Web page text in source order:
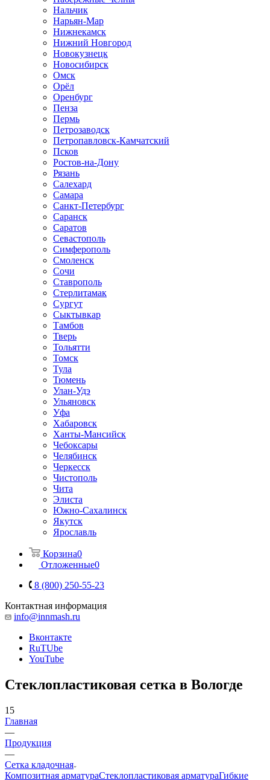
Нальчик
Нарьян-Мар
Нижнекамск
Нижний Новгород
Новокузнецк
Новосибирск
Омск
Орёл
Оренбург
Пенза
Пермь
Петрозаводск
Петропавловск-Камчатский
Псков
Ростов-на-Дону
Рязань
Салехард
Самара
Санкт-Петербург
Саранск
Саратов
Севастополь
Симферополь
Смоленск
Сочи
Ставрополь
Стерлитамак
Сургут
Сыктывкар
Тамбов
Тверь
Тольятти
Томск
Тула
Тюмень
Улан-Удэ
Ульяновск
Уфа
Хабаровск
Ханты-Мансийск
Чебоксары
Челябинск
Черкесск
Чистополь
Чита
Элиста
Южно-Сахалинск
Якутск
Ярославль
Корзина0
Отложенные0
8 (800) 250-55-23
Контактная информация
info@innmash.ru
Вконтакте
RuTUbe
YouTube
Стеклопластиковая сетка в Вологде
15
Главная
—
Продукция
—
Сетка кладочная
Композитная арматураCтеклопластиковая арматураГибкие